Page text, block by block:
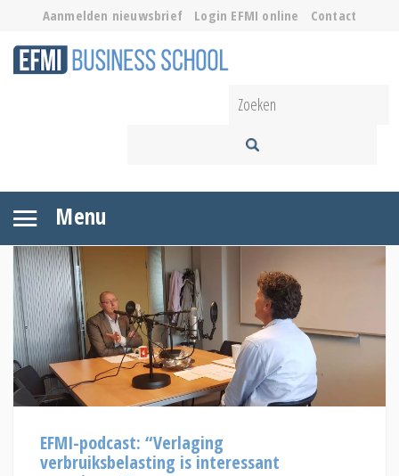
Aanmelden nieuwsbrief Login EFMI online Contact
Menu
EFMI-podcast: “Verlaging
verbruiksbelasting is interessant